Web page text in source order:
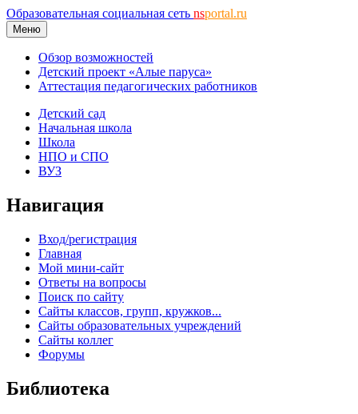
Образовательная социальная сеть nsportal.ru
Меню
Обзор возможностей
Детский проект «Алые паруса»
Аттестация педагогических работников
Детский сад
Начальная школа
Школа
НПО и СПО
ВУЗ
Навигация
Вход/регистрация
Главная
Мой мини-сайт
Ответы на вопросы
Поиск по сайту
Сайты классов, групп, кружков...
Сайты образовательных учреждений
Сайты коллег
Форумы
Библиотека